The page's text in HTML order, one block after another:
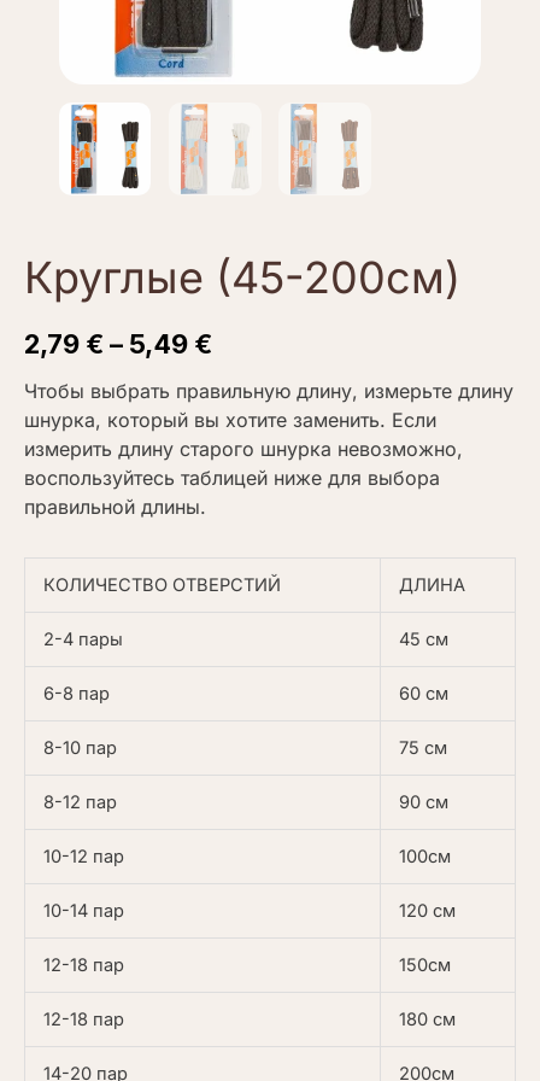
Круглые (45-200см)
2,79 € – 5,49 €
Чтобы выбрать правильную длину, измерьте длину
шнурка, который вы хотите заменить. Если
измерить длину старого шнурка невозможно,
воспользуйтесь таблицей ниже для выбора
правильной длины.
КОЛИЧЕСТВО ОТВЕРСТИЙ ДЛИНА
2-4 пары 45 см
6-8 пар 60 см
8-10 пар 75 см
8-12 пар 90 см
10-12 пар 100см
10-14 пар 120 см
12-18 пар 150см
12-18 пар 180 см
14-20 пар 200см